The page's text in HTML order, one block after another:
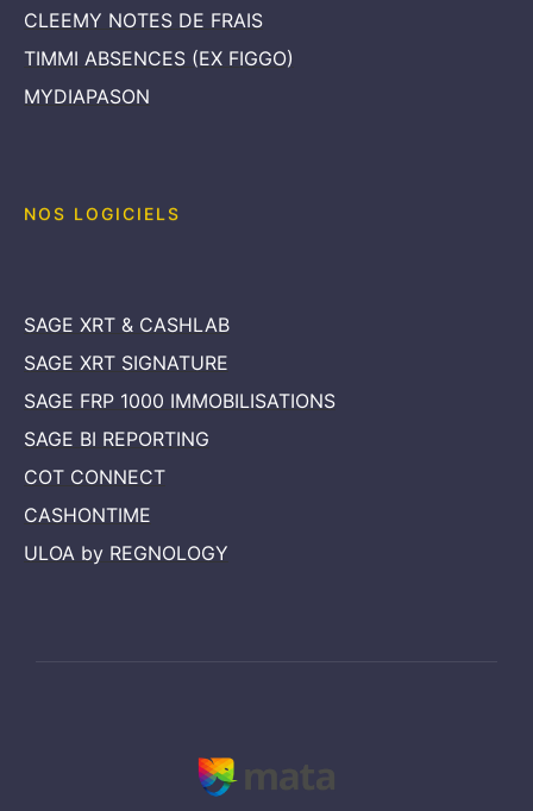
CLEEMY NOTES DE FRAIS
TIMMI ABSENCES (EX FIGGO)
MYDIAPASON
NOS LOGICIELS
SAGE XRT & CASHLAB
SAGE XRT SIGNATURE
SAGE FRP 1000 IMMOBILISATIONS
SAGE BI REPORTING
COT CONNECT
CASHONTIME
ULOA by REGNOLOGY